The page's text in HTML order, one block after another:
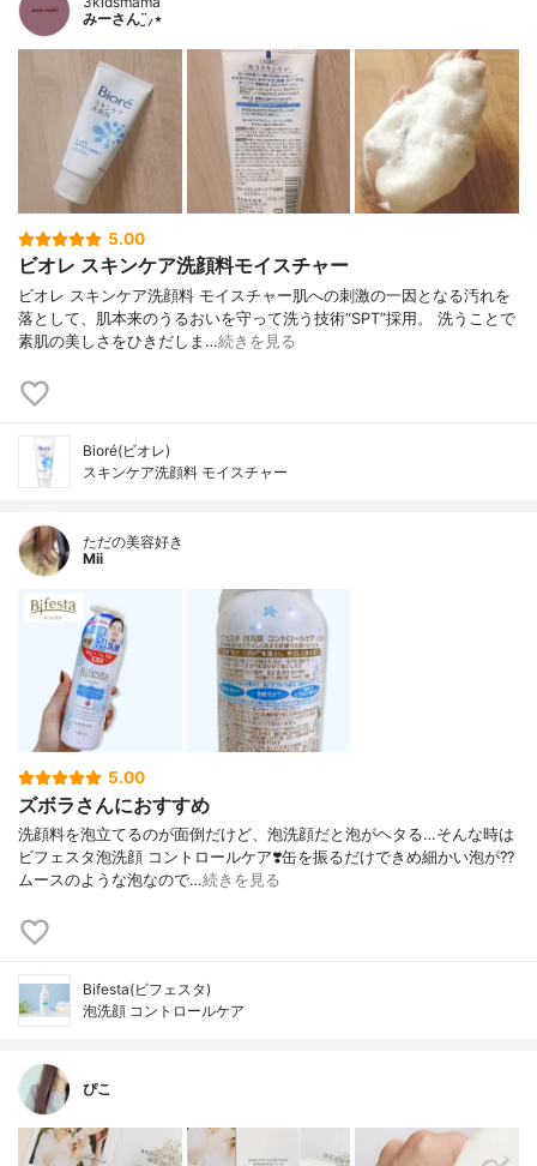
みーさん¨̮⸝⋆
5.00
ビオレ スキンケア洗顔料モイスチャー
ビオレ スキンケア洗顔料 モイスチャー肌への刺激の一因となる汚れを
落として、肌本来のうるおいを守って洗う技術“SPT”採用。 洗うことで
素肌の美しさをひきだしま…続きを見る
Bioré(ビオレ)
スキンケア洗顔料 モイスチャー
ただの美容好き
Mii
5.00
ズボラさんにおすすめ
洗顔料を泡立てるのが面倒だけど、泡洗顔だと泡がヘタる…そんな時は
ビフェスタ泡洗顔 コントロールケア❣️缶を振るだけできめ細かい泡が?‍?️
ムースのような泡なので…続きを見る
Bifesta(ビフェスタ)
泡洗顔 コントロールケア
ぴこ